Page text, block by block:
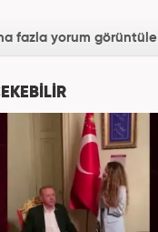
fazla yorum görüntüle